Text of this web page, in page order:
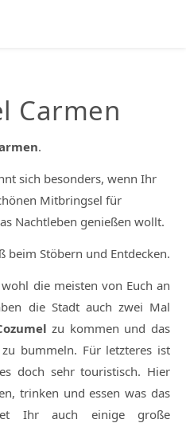
Carmen
.
sich besonders, wenn Ihr
Mitbringsel für
Nachtleben genießen wollt.
beim Stöbern und Entdecken.
die meisten von Euch an
die Stadt auch zwei Mal
zu kommen und das
bummeln. Für letzteres ist
doch sehr touristisch. Hier
trinken und essen was das
Ihr auch einige große